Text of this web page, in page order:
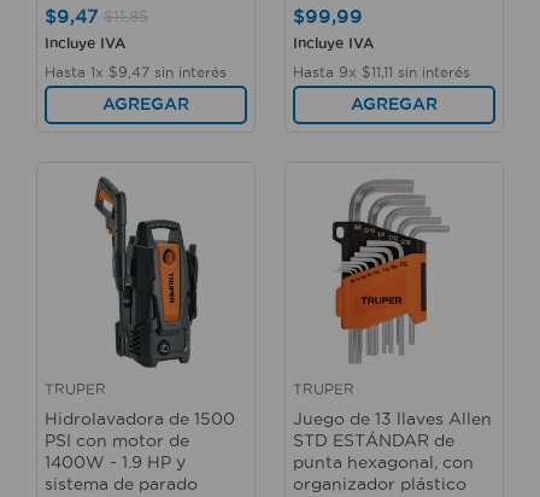
$9,47 $11,85
Incluye IVA
Hasta 1x $9 47 sin interés
AGREGAR
$99,99
Incluye IVA
Hasta 9x $11 11 sin interés
AGREGAR
TRUPER
Hidrolavadora de 1500
PSI con motor de
1400W - 1.9 HP y
sistema de parado
TRUPER
Juego de 13 llaves Allen
STD ESTÁNDAR de
punta hexagonal, con
organizador plástico